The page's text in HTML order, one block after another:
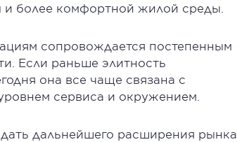
более комфортной жилой среды.
сопровождается постепенным
Если раньше элитность
она все чаще связана с
сервиса и окружением.
дальнейшего расширения рынка